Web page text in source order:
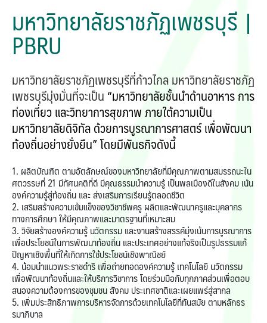
มหาวิทยาลัยราชภัฏเพชรบุรี |
PBRU
มหาวิทยาลัยราชภัฏเพชรบุรีที่ก้าวไกล มหาวิทยาลัยราชภัฏ
เพชรบุรีมุ่งมั่นที่จะเป็น “มหาวิทยาลัยชั้นนำด้านอาหาร การ
ท่องเที่ยว และวิทยาการสุขภาพ ภายใต้ความเป็น
มหาวิทยาลัยดิจิทัล ด้วยการบูรณาการศาสตร์ เพื่อพัฒนา
ท้องถิ่นอย่างยั่งยืน” โดยมีพันธกิจดังนี้
1. ผลิตบัณฑิต ตามอัตลักษณ์ของมหาวิทยาลัยที่มีคุณภาพตามสมรรถนะใน
ศตวรรษที่ 21 มีทัศนคติที่ดี มีคุณธรรมนำความรู้ เป็นพลเมืองดีในสังคม เน้น
องค์ความรู้สู่ท้องถิ่น และ ส่งเสริมการเรียนรู้ตลอดชีวิต
2. เสริมสร้างความเข้มแข็งของวิชาชีพครู ผลิตและพัฒนาครูและบุคลากร
ทางการศึกษา ให้มีคุณภาพและมาตรฐานที่เหมาะสม
3. วิจัยสร้างองค์ความรู้ นวัตกรรม และงานสร้างสรรค์มุ่งเน้นการบูรณาการ
เพื่อประโยชน์ในการพัฒนาท้องถิ่น และประเทศอย่างแท้จริงเป็นรูปธรรมแก้
ปัญหาเชิงพื้นที่ให้เกิดการใช้ประโยชน์เชิงพาณิชย์
4. น้อมนำแนวพระราชดำริ เพื่อถ่ายทอดองค์ความรู้ เทคโนโลยี นวัตกรรม
เพื่อพัฒนาท้องถิ่นและให้บริการวิชาการ โดยร่วมมือกับทุกภาคส่วนเพื่อตอบ
สนองความต้องการของชุมชน สังคม ประเทศชาติและเผยแพร่สู่สากล
5. เพิ่มประสิทธิภาพการบริหารจัดการด้วยเทคโนโลยีที่ทันสมัย ตามหลักธร
รมาภิบาล